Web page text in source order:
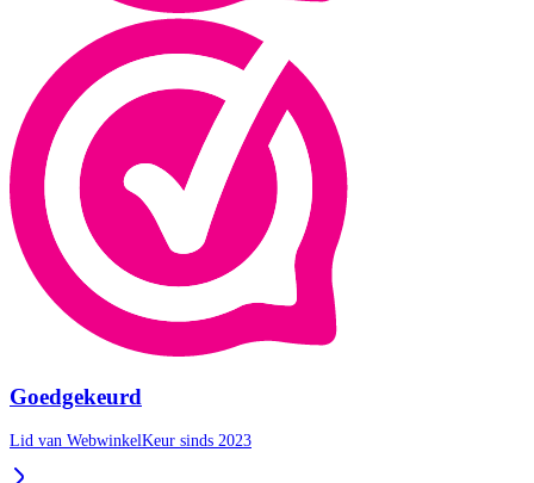
Goedgekeurd
Lid van WebwinkelKeur sinds 2023